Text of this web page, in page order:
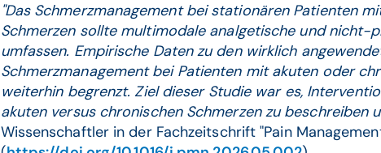
"Das Schmerzmanagement bei stationären Patienten
Schmerzen sollte multimodale analgetische und nicht-
umfassen. Empirische Daten zu den wirklich
Schmerzmanagement bei Patienten mit akuten oder
weiterhin begrenzt. Ziel dieser Studie war es,
akuten versus chronischen Schmerzen zu beschreiben
Wissenschaftler in der Fachzeitschrift "Pain